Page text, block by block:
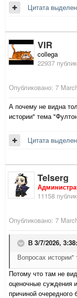
Цитата
VIR
collega
22937
Опубликовано: 7
А почему не видна
истории" тема
Цитата
Telserg
11158
Опубликовано: 7
В 3/7/2026,
Вопросах
Потому что там не
оценочные суждения
причиной